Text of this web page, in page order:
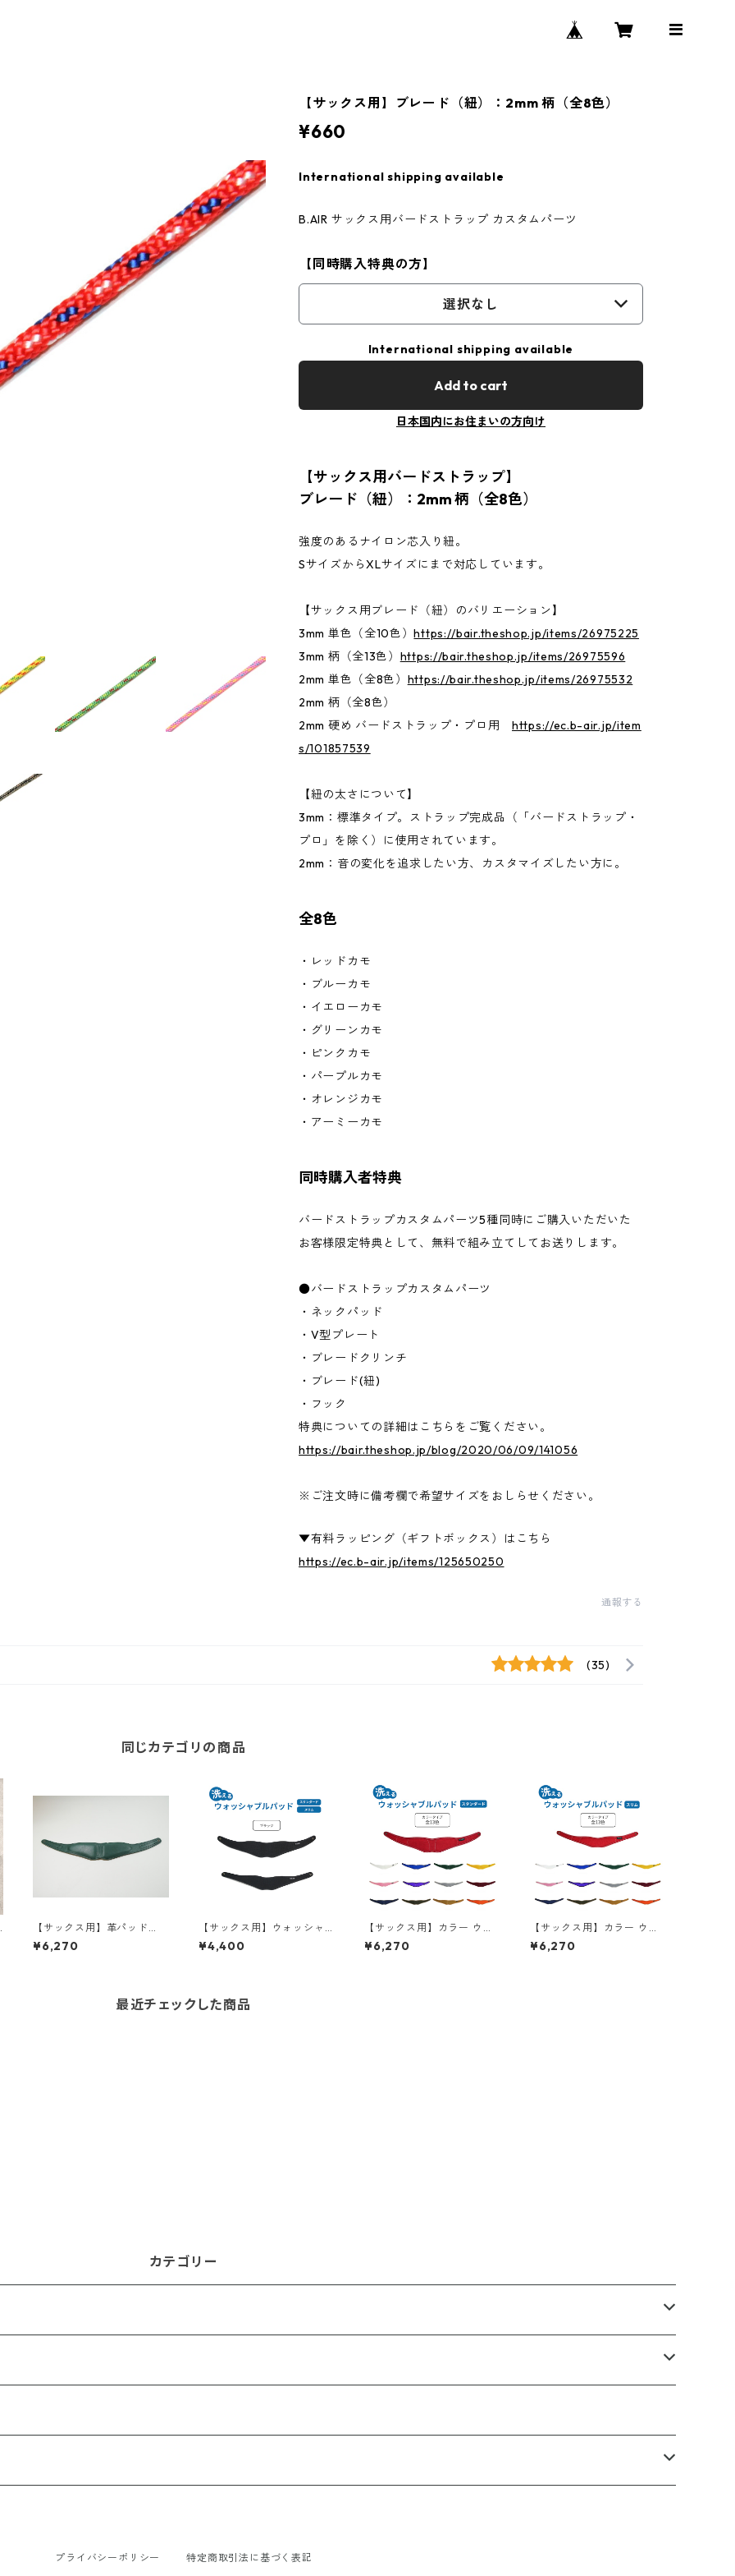
【サックス用】ブレード（紐）：2mm 柄（全8色）
¥660
International shipping available
B.AIR サックス用バードストラップ カスタムパーツ
【同時購入特典の方】
選択なし
International shipping available
Add to cart
日本国内にお住まいの方向け
【サックス用バードストラップ】
ブレード（紐）：2mm 柄（全8色）
強度のあるナイロン芯入り紐。
SサイズからXLサイズにまで対応しています。
【サックス用ブレード（紐）のバリエーション】
3mm 単色（全10色）https://bair.theshop.jp/items/26975225
3mm 柄（全13色） https://bair.theshop.jp/items/26975596
2mm 単色（全8色） https://bair.theshop.jp/items/26975532
2mm 柄（全8色）
2mm 硬め バードストラップ・プロ用 https://ec.b-air.jp/item
s/101857539
【紐の太さについて】
3mm：標準タイプ。ストラップ完成品（「バードストラップ・
プロ」を除く）に使用されています。
2mm：音の変化を追求したい方、カスタマイズしたい方に。
全8色
・レッドカモ
・ブルーカモ
・イエローカモ
・グリーンカモ
・ピンクカモ
・パープルカモ
・オレンジカモ
・アーミーカモ
同時購入者特典
バードストラップカスタムパーツ5種同時にご購入いただいた
お客様限定特典として、無料で組み立てしてお送りします。
●バードストラップカスタムパーツ
・ネックパッド
・V型プレート
・ブレードクリンチ
・ブレード(紐)
・フック
特典についての詳細はこちらをご覧ください。
https://bair.theshop.jp/blog/2020/06/09/141056
※ご注文時に備考欄で希望サイズをおしらせください。
▼有料ラッピング（ギフトボックス）はこちら
https://ec.b-air.jp/items/125650250
通報する
(35)
同じカテゴリの商品
【サックス用】革パッド
（スタンダード/スリム）
【限定色：キプロス】
¥6,270
【サックス用】ウォッシャ
ブルパッド（スタンダード/
スリム）
¥4,400
【サックス用】カラー ウォ
ッシャブルパッド（スタン
ダード）【全13色】
¥6,270
【サックス用】カラー ウォ
ッシャブルパッド（スリ
ム）【全13色】
¥6,270
最近チェックした商品
カテゴリー
プライバシーポリシー 特定商取引法に基づく表記